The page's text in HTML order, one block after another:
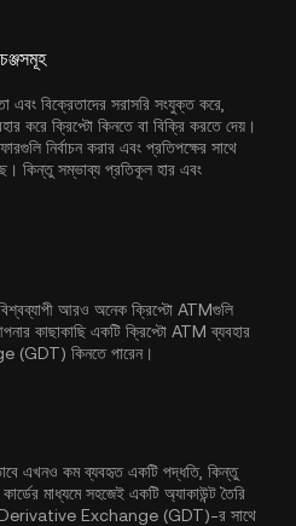
এবং বিক্রেতাদের সরাসরি সংযুক্ত করে,
করে ক্রিপ্টো কিনতে বা বিক্রি করতে দেয়।
নির্বাচন করার এবং প্রতিপক্ষের সাথে
কিন্তু সম্ভাব্য প্রতিকূল হার এবং
আরও অনেক ক্রিপ্টো ATMগুলি
কাছাকাছি একটি ক্রিপ্টো ATM ব্যবহার
কিনতে পারেন।
এখনও কম ব্যবহৃত একটি পদ্ধতি, কিন্তু
মাধ্যমে সহজেই একটি অ্যাকাউন্ট তৈরি
Derivative Exchange (GDT)-র সাথে